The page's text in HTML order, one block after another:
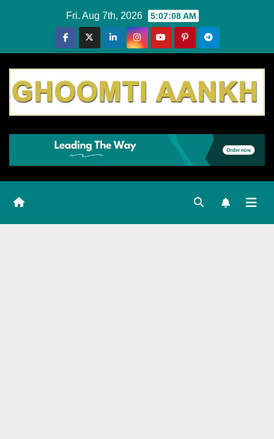
Fri. Aug 7th, 2026 5:07:09 AM